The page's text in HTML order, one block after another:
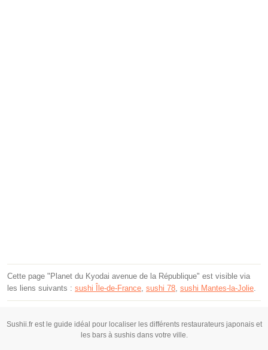
Cette page "Planet du Kyodai avenue de la République" est visible via
les liens suivants : sushi Île-de-France, sushi 78, sushi Mantes-la-Jolie.
Sushii.fr est le guide idéal pour localiser les différents restaurateurs japonais et
les bars à sushis dans votre ville.